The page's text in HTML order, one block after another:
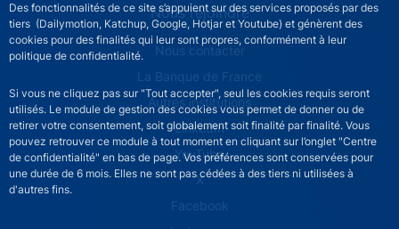
Des fonctionnalités de ce site s’appuient sur des services proposés par des
tiers (Dailymotion, Katchup, Google, Hotjar et Youtube) et génèrent des
cookies pour des finalités qui leur sont propres, conformément à leur
politique de confidentialité.
Si vous ne cliquez pas sur "Tout accepter", seul les cookies requis seront
utilisés. Le module de gestion des cookies vous permet de donner ou de
retirer votre consentement, soit globalement soit finalité par finalité. Vous
pouvez retrouver ce module à tout moment en cliquant sur l’onglet "Centre
de confidentialité" en bas de page. Vos préférences sont conservées pour
une durée de 6 mois. Elles ne sont pas cédées à des tiers ni utilisées à
d'autres fins.
Nous rejoindre
ACPR footer secondary menu (French)
Nous contacter
La Banque de France
Autres institutions
LinkedIn
YouTube
X
Facebook